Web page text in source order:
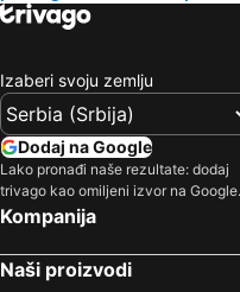
Menchil
Mănăstirea Moldovița
Varful Stiol
Yasinya
Gara CFR
Mănăstirea Nicula
Lacul Tivoli
Izaberi svoju zemlju
Dodaj na Google
Lako pronađi naše rezultate: dodaj
trivago kao omiljeni izvor na Google.
Kompanija
Naši proizvodi